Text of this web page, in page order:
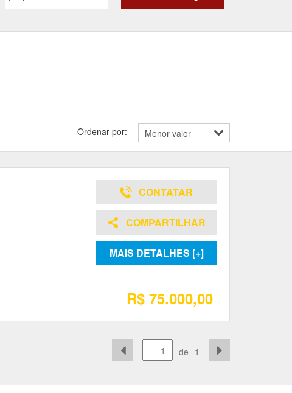
Ordenar por:
CONTATAR
COMPARTILHAR
MAIS DETALHES [+]
R$ 75.000,00
de 1